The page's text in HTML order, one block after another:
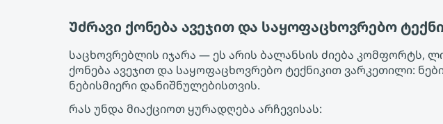
Უძრავი ქონება ავეჯით და საყოფაცხოვრებო
საცხოვრებლის იჯარა — ეს არის ბალანსის ძიება კომფორტს,
ქონება ავეჯით და საყოფაცხოვრებო ტექნიკით ვარკეთილი:
ნებისმიერი დანიშნულებისთვის.
რას უნდა მიაქციოთ ყურადღება არჩევისას: